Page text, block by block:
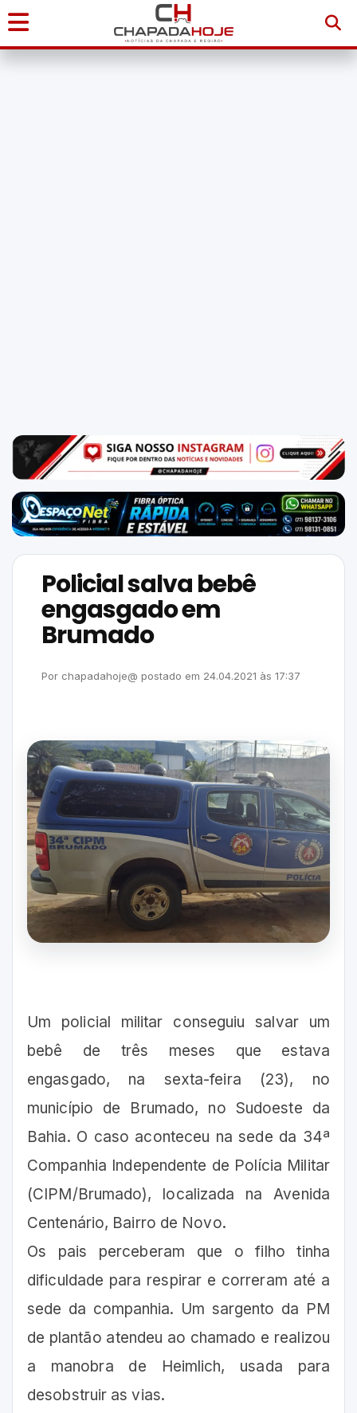
Início
NAS
NOSSAS
REDES
Policial salva bebê
engasgado em
Brumado
Por chapadahoje@ postado em 24.04.2021 às 17:37
Um policial militar conseguiu salvar um
bebê de três meses que estava
engasgado, na sexta-feira (23), no
município de Brumado, no Sudoeste da
Bahia. O caso aconteceu na sede da 34ª
Companhia Independente de Polícia Militar
(CIPM/Brumado), localizada na Avenida
Centenário, Bairro de Novo.
Os pais perceberam que o filho tinha
dificuldade para respirar e correram até a
sede da companhia. Um sargento da PM
de plantão atendeu ao chamado e realizou
a manobra de Heimlich, usada para
desobstruir as vias.